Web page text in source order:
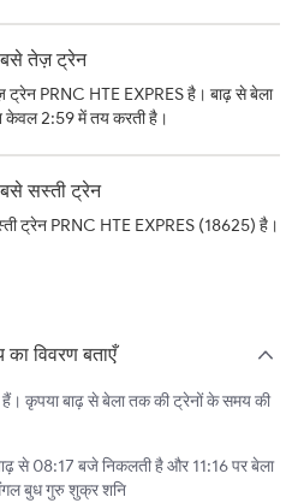
तेज़ ट्रेन
PRNC HTE EXPRES है। बाढ़ से बेला
केवल 2:59 में तय करती है।
सस्ती ट्रेन
ट्रेन PRNC HTE EXPRES (18625) है।
विवरण बताएँ
कृपया बाढ़ से बेला तक की ट्रेनों के समय की
से 08:17 बजे निकलती है और 11:16 पर बेला
बुध गुरु शुक्र शनि